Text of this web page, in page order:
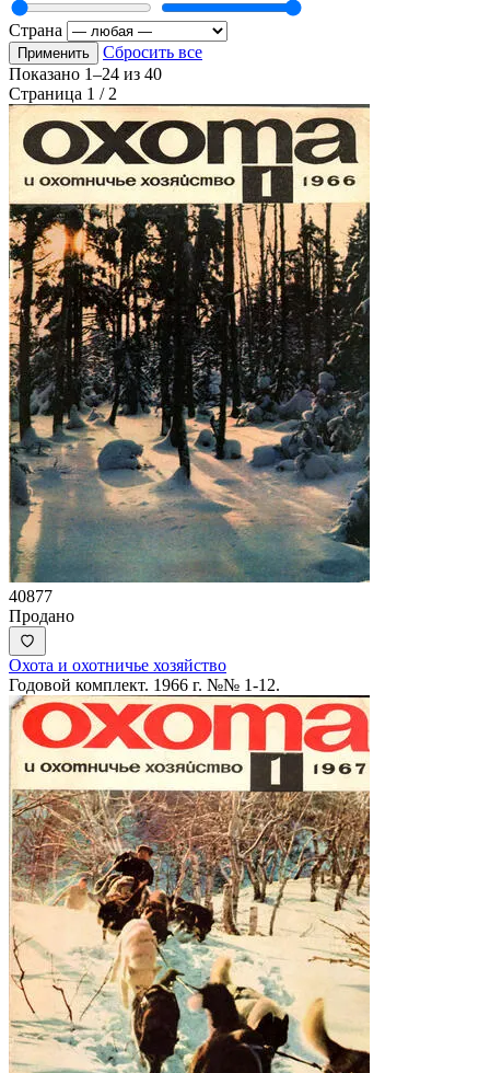
Страна
Применить
Сбросить все
Показано 1–24 из 40
Страница 1 / 2
40877
Продано
Охота и охотничье хозяйство
Годовой комплект. 1966 г. №№ 1-12.